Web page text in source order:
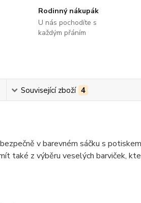
Rodinný nákupák
U nás pochodíte s
každým přáním
Související zboží 4
v barevném sáčku s
také z výběru veselých barviček,